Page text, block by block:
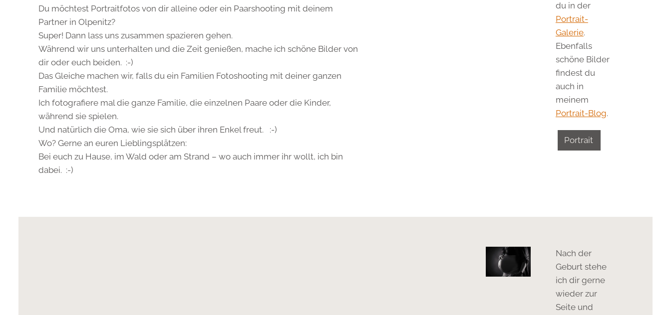
Du möchtest Portraitfotos von dir alleine oder ein Paarshooting mit deinem
Partner in Olpenitz?
Super! Dann lass uns zusammen spazieren gehen.
Während wir uns unterhalten und die Zeit genießen, mache ich schöne Bilder von
dir oder euch beiden. :-)
Das Gleiche machen wir, falls du ein Familien Fotoshooting mit deiner ganzen
Familie möchtest.
Ich fotografiere mal die ganze Familie, die einzelnen Paare oder die Kinder,
während sie spielen.
Und natürlich die Oma, wie sie sich über ihren Enkel freut. :-)
Wo? Gerne an euren Lieblingsplätzen:
Bei euch zu Hause, im Wald oder am Strand – wo auch immer ihr wollt, ich bin
dabei. :-)
du in der
Portrait-
Galerie.
Ebenfalls
schöne Bilder
findest du
auch in
meinem
Portrait-Blog.
Portrait
Nach der
Geburt stehe
ich dir gerne
wieder zur
Seite und